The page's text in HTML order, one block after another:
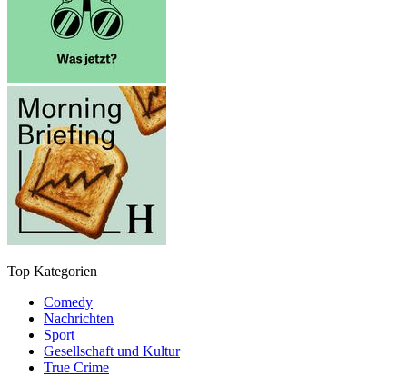
Top Kategorien
Comedy
Nachrichten
Sport
Gesellschaft und Kultur
True Crime